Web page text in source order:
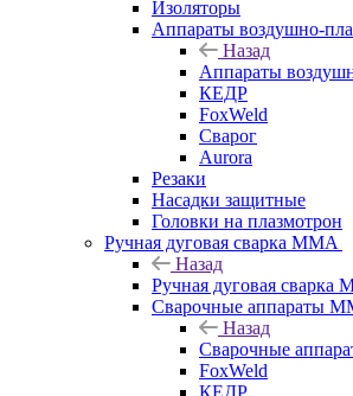
Изоляторы
Аппараты воздушно-
Назад
Аппараты
КЕДР
FoxWeld
Сварог
Aurora
Резаки
Насадки защитные
Головки на плазмотрон
Ручная дуговая сварка MMA
Назад
Ручная дуговая сварка
Сварочные аппараты
Назад
Сварочные
FoxWeld
КЕДР